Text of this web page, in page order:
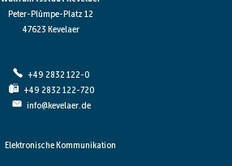
Peter-Plümpe-Platz 12
47623 Kevelaer
+49 2832 122-0
+49 2832 122-720
info@kevelaer.de
Elektronische Kommunikation